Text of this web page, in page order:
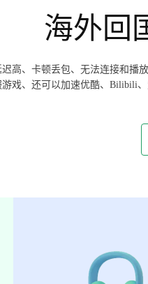
海外回
高、卡顿丢包、无法连接和
戏、还可以加速优酷、Bilibili